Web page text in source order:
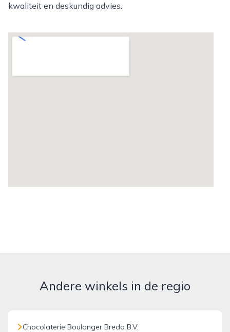
kwaliteit en deskundig advies.
Andere winkels in de regio
Chocolaterie Boulanger Breda B.V.